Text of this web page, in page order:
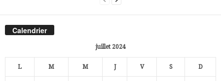
Calendrier
juillet 2024
L M M J V S D